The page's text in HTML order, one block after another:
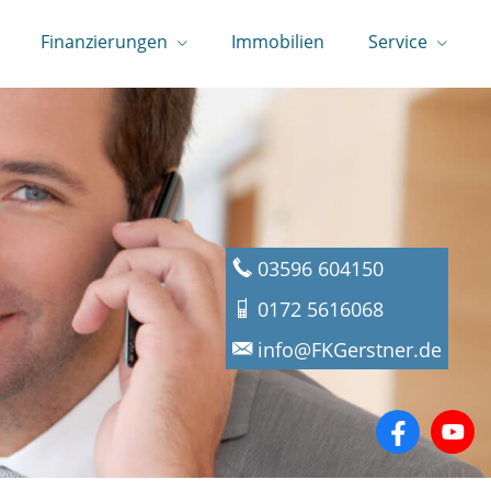
Finanzierungen Immobilien Service
03596 604150
0172 5616068
info@FKGerstner.de